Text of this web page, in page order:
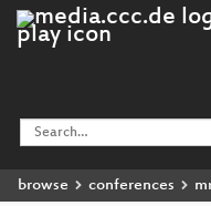
browse conferences